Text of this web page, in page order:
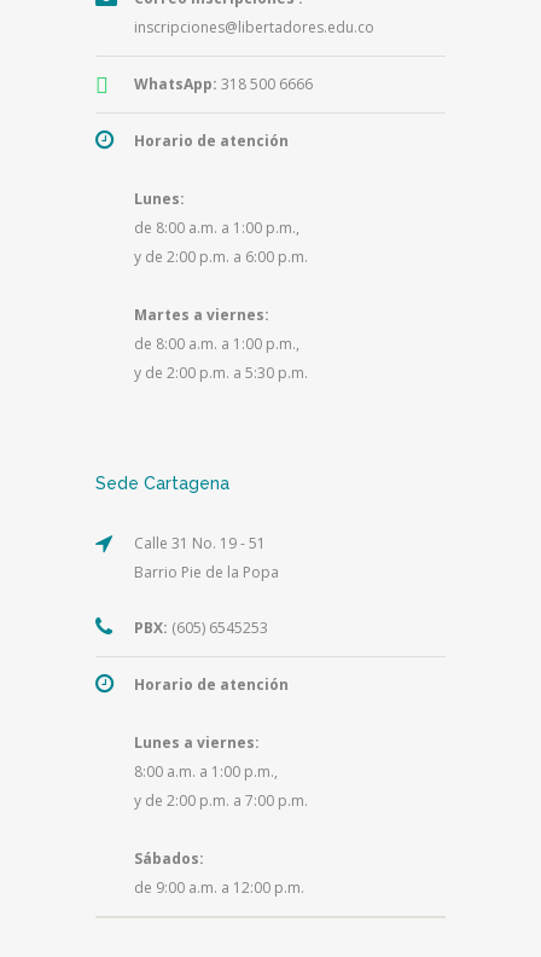
inscripciones@libertadores.edu.co
WhatsApp: 318 500 6666
Horario de atención
Lunes:
de 8:00 a.m. a 1:00 p.m.,
y de 2:00 p.m. a 6:00 p.m.
Martes a viernes:
de 8:00 a.m. a 1:00 p.m.,
y de 2:00 p.m. a 5:30 p.m.
Sede Cartagena
Calle 31 No. 19 - 51
Barrio Pie de la Popa
PBX: (605) 6545253
Horario de atención
Lunes a viernes:
8:00 a.m. a 1:00 p.m.,
y de 2:00 p.m. a 7:00 p.m.
Sábados:
de 9:00 a.m. a 12:00 p.m.